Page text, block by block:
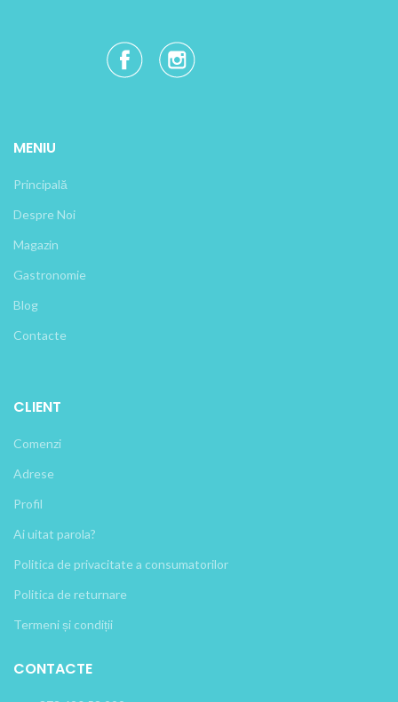
MENIU
Principală
Despre Noi
Magazin
Gastronomie
Blog
Contacte
CLIENT
Comenzi
Adrese
Profil
Ai uitat parola?
Politica de privacitate a consumatorilor
Politica de returnare
Termeni și condiții
CONTACTE